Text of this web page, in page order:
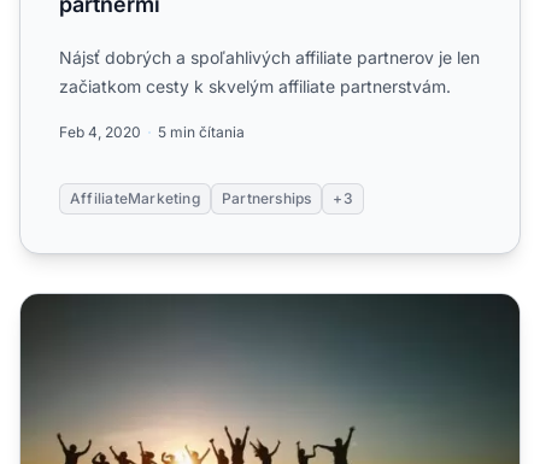
Nájsť dobrých a spoľahlivých affiliate partnerov je len
začiatkom cesty k skvelým affiliate partnerstvám.
Feb 4, 2020 5 min čítania
AffiliateMarketing Partnerships +3
Ako udržať svojich affiliate partnerov šťastných a